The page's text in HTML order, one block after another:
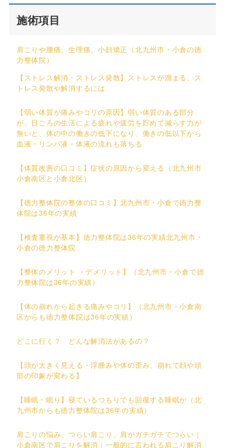
施術項目
肩こりや腰痛、生理痛、小顔矯正（北九州市・小倉の徳
力整体院）
【ストレス解消・ストレス発散】ストレスが溜まる、ス
トレス発散や解消するには
【弱い体質が痛みやコリの原因】弱い体質のある部分
が、日ごろの生活による疲れや疲労を貯めて減らす力が
無いと、体の中の働きの低下になり、働きの低以下から
血液・リンパ液・体液の流れも落ちる
【体質改善の口コミ】症状の原因から変える（北九州市
小倉南区と小倉北区）
【徳力整体院の整体の口コミ】北九州市・小倉で徳力整
体院は36年の実績
【検査重視が基本】徳力整体院は36年の実績北九州市・
小倉の徳力整体院
【整体のメリット ・デメリット】（北九州市・小倉で徳
力整体院は36年の実績）
【体の崩れから起きる痛みやコリ】（北九州市・小倉南
区からも徳力整体院は36年の実績）
どこに行く？ どんな解消法があるの？
【頭が大きく見える・浮腫みや体の歪み、崩れで顔や頭
部の印象が変わる】
【睡眠・眠り】寝ているつもりでも回復する睡眠が（北
九州市からも徳力整体院は36年の実績）
肩こりの悩み、つらい肩こり、肩がガチガチでつらい｜
小倉南区で肩こりを解消｜一般的に言われる肩こり解消